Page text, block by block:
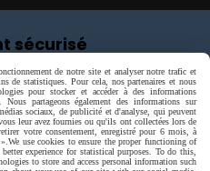
sécurisé
de notre site et analyser notre trafic et
de statistiques. Pour cela, nos partenaires et nous
pour stocker et accéder à des informations
partageons également des informations sur
sociaux, de publicité et d'analyse, qui peuvent
leur avez fournies ou qu'ils ont collectées lors de
votre consentement, enregistré pour 6 mois, à
We use cookies to ensure the proper functioning of
experience for statistical purposes. To do this,
to store and access personal information such